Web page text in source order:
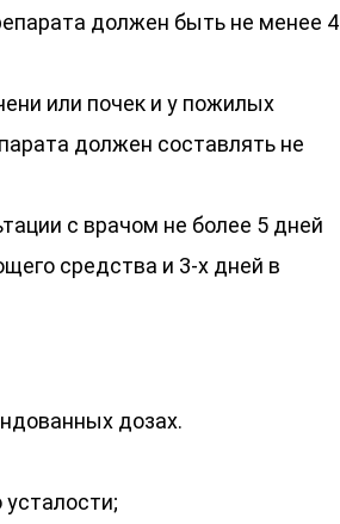
должен быть не менее 4
или почек и у пожилых
должен составлять не
с врачом не более 5 дней
средства и 3-х дней в
дозах.